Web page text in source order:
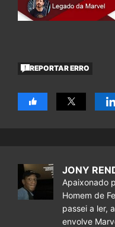
REPORTAR ERRO
JONY
Apaixonado
Homem de
passei a ler,
envolve